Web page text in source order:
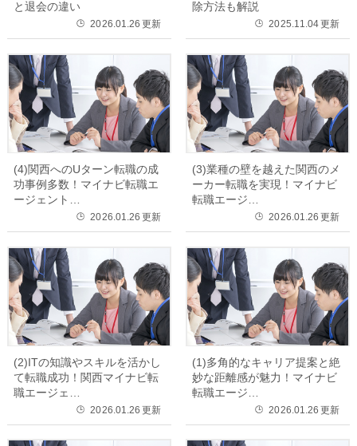
と退会の違い
🕒 2026.01.26 更新
除方法も解説
🕒 2025.11.04更新
(4)関西へのUターン転職の成
功事例多数！マイナビ転職エ
ージェント…
🕒 2026.01.26 更新
(3)業種の壁を越えた関西のメ
ーカー転職を実現！マイナビ
転職エージ…
🕒 2026.01.26 更新
(2)ITの知識やスキルを活かし
て転職成功！関西マイナビ転
職エージェ…
🕒 2026.01.26 更新
(1)多角的なキャリア提案と絶
妙な距離感が魅力！マイナビ
転職エージ…
🕒 2026.01.26 更新